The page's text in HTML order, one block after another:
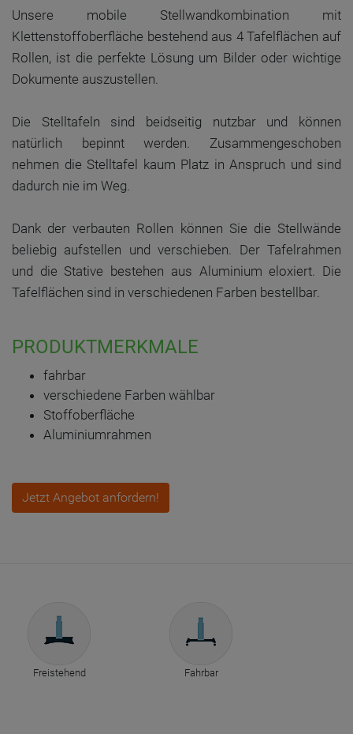
Unsere mobile Stellwandkombination mit
Klettenstoffoberfläche bestehend aus 4 Tafelflächen auf
Rollen, ist die perfekte Lösung um Bilder oder wichtige
Dokumente auszustellen.
Die Stelltafeln sind beidseitig nutzbar und können
natürlich bepinnt werden. Zusammengeschoben
nehmen die Stelltafel kaum Platz in Anspruch und sind
dadurch nie im Weg.
Dank der verbauten Rollen können Sie die Stellwände
beliebig aufstellen und verschieben. Der Tafelrahmen
und die Stative bestehen aus Aluminium eloxiert. Die
Tafelflächen sind in verschiedenen Farben bestellbar.
PRODUKTMERKMALE
fahrbar
verschiedene Farben wählbar
Stoffoberfläche
Aluminiumrahmen
Jetzt Angebot anfordern!
Freistehend Fahrbar